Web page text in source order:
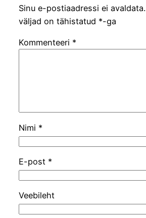
Sinu e-postiaadressi ei avaldata.
väljad on tähistatud *-ga
Kommenteeri *
Nimi *
E-post *
Veebileht